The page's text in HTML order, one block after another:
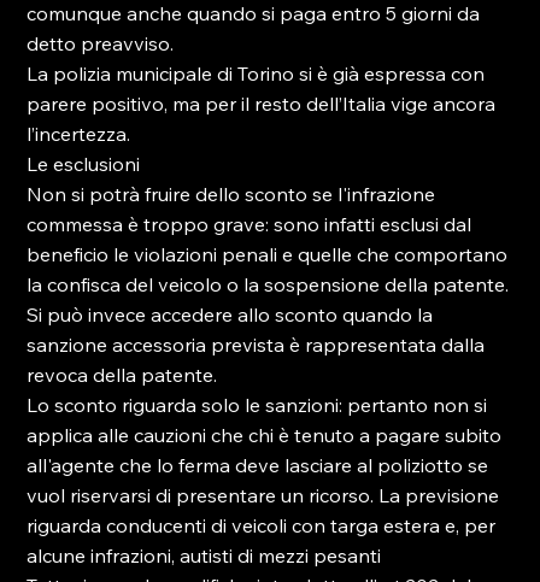
comunque anche quando si paga entro 5 giorni da
detto preavviso.
La polizia municipale di Torino si è già espressa con
parere positivo, ma per il resto dell’Italia vige ancora
l’incertezza.
Le esclusioni
Non si potrà fruire dello sconto se l'infrazione
commessa è troppo grave: sono infatti esclusi dal
beneficio le violazioni penali e quelle che comportano
la confisca del veicolo o la sospensione della patente.
Si può invece accedere allo sconto quando la
sanzione accessoria prevista è rappresentata dalla
revoca della patente.
Lo sconto riguarda solo le sanzioni: pertanto non si
applica alle cauzioni che chi è tenuto a pagare subito
all'agente che lo ferma deve lasciare al poliziotto se
vuol riservarsi di presentare un ricorso. La previsione
riguarda conducenti di veicoli con targa estera e, per
alcune infrazioni, autisti di mezzi pesanti